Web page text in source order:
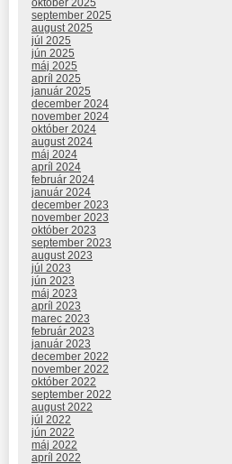
október 2025
september 2025
august 2025
júl 2025
jún 2025
máj 2025
apríl 2025
január 2025
december 2024
november 2024
október 2024
august 2024
máj 2024
apríl 2024
február 2024
január 2024
december 2023
november 2023
október 2023
september 2023
august 2023
júl 2023
jún 2023
máj 2023
apríl 2023
marec 2023
február 2023
január 2023
december 2022
november 2022
október 2022
september 2022
august 2022
júl 2022
jún 2022
máj 2022
apríl 2022